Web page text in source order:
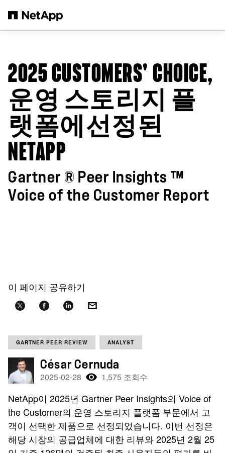
2025 CUSTOMERS' CHOICE,
운영 스토리지 플
랫폼에선정된
NETAPP
Gartner ® Peer Insights ™
Voice of the Customer Report
이 페이지 공유하기
GARTNER PEER REVIEW ANALYST
César Cernuda
2025-02-28 1,575 조회수
NetApp이 2025년 Gartner Peer Insights의 Voice of
the Customer의 운영 스토리지 플랫폼 부문에서 고
객이 선택한 제품으로 선정되었습니다. 이번 선정은
해당 시장의 공급업체에 대한 리뷰와 2025년 2월 25